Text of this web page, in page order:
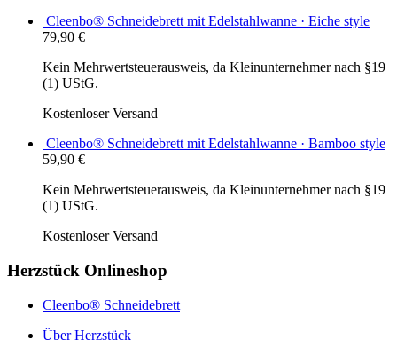
Cleenbo® Schneidebrett mit Edelstahlwanne · Eiche style
79,90 €
Kein Mehrwertsteuerausweis, da Kleinunternehmer nach §19
(1) UStG.
Kostenloser Versand
Cleenbo® Schneidebrett mit Edelstahlwanne · Bamboo style
59,90 €
Kein Mehrwertsteuerausweis, da Kleinunternehmer nach §19
(1) UStG.
Kostenloser Versand
Herzstück Onlineshop
Cleenbo® Schneidebrett
Über Herzstück